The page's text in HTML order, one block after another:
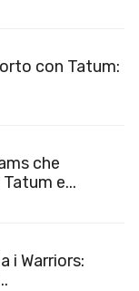
con Tatum:
che
e...
i Warriors: